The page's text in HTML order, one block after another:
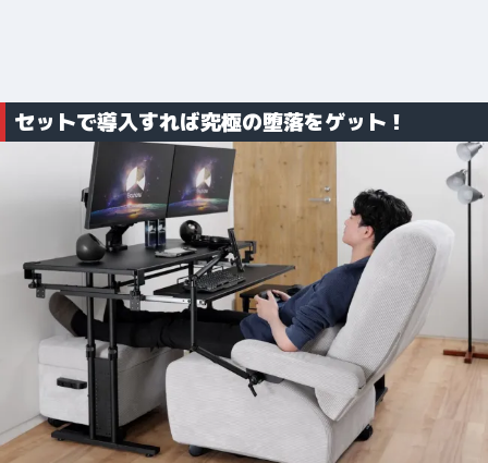
セットで導入すれば究極の堕落をゲット！